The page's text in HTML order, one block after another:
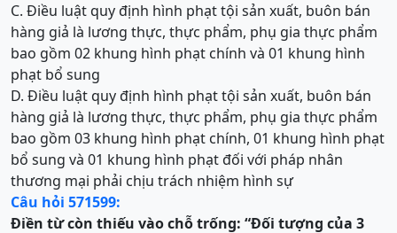
C. Điều luật quy định hình phạt tội sản xuất, buôn bán
hàng giả là lương thực, thực phẩm, phụ gia thực phẩm
bao gồm 02 khung hình phạt chính và 01 khung hình
phạt bổ sung
D. Điều luật quy định hình phạt tội sản xuất, buôn bán
hàng giả là lương thực, thực phẩm, phụ gia thực phẩm
bao gồm 03 khung hình phạt chính, 01 khung hình phạt
bổ sung và 01 khung hình phạt đối với pháp nhân
thương mại phải chịu trách nhiệm hình sự
Câu hỏi 571599:
Điền từ còn thiếu vào chỗ trống: “Đối tượng của 3